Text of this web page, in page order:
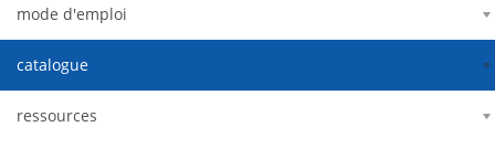
mode d'emploi
catalogue
ressources